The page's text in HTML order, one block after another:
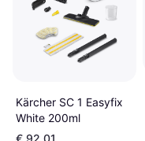
Kärcher SC 1 Easyfix
White 200ml